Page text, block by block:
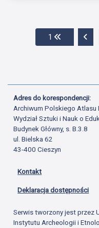
1 Przejdź
Adres do korespondencji:
Archiwum Polskiego Atlasu
Wydział Sztuki i Nauk o
Budynek Główny, s. B.3.8
ul. Bielska 62
43-400 Cieszyn
Kontakt
Deklaracja dostępności
Serwis tworzony jest przez
Instytutu Archeologii i